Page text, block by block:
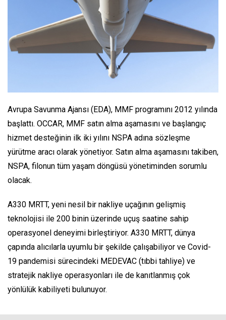
Avrupa Savunma Ajansı (EDA), MMF programını 2012 yılında
başlattı. OCCAR, MMF satın alma aşamasını ve başlangıç
hizmet desteğinin ilk iki yılını NSPA adına sözleşme
yürütme aracı olarak yönetiyor. Satın alma aşamasını takiben,
NSPA, filonun tüm yaşam döngüsü yönetiminden sorumlu
olacak.
A330 MRTT, yeni nesil bir nakliye uçağının gelişmiş
teknolojisi ile 200 binin üzerinde uçuş saatine sahip
operasyonel deneyimi birleştiriyor. A330 MRTT, dünya
çapında alıcılarla uyumlu bir şekilde çalışabiliyor ve Covid-
19 pandemisi sürecindeki MEDEVAC (tıbbi tahliye) ve
stratejik nakliye operasyonları ile de kanıtlanmış çok
yönlülük kabiliyeti bulunuyor.